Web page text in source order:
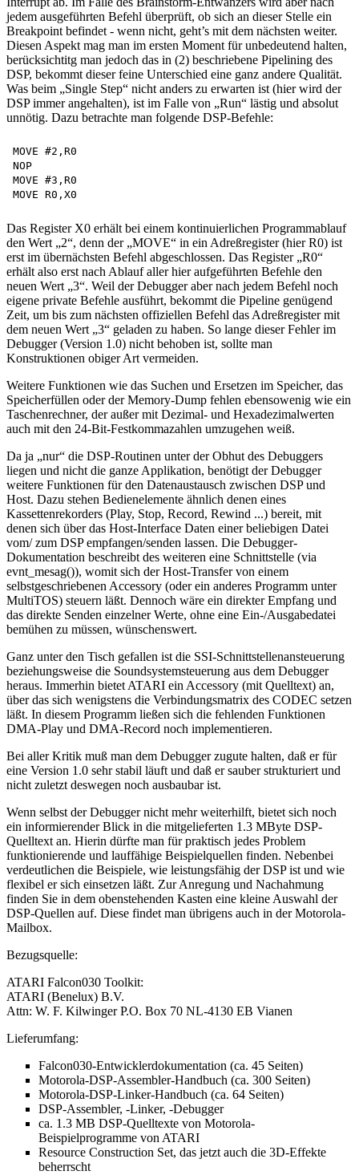
jedem ausgeführten Befehl überprüft, ob sich an dieser Stelle ein
Breakpoint befindet - wenn nicht, geht’s mit dem nächsten weiter.
Diesen Aspekt mag man im ersten Moment für unbedeutend halten,
berücksichtitg man jedoch das in (2) beschriebene Pipelining des
DSP, bekommt dieser feine Unterschied eine ganz andere Qualität.
Was beim „Single Step“ nicht anders zu erwarten ist (hier wird der
DSP immer angehalten), ist im Falle von „Run“ lästig und absolut
unnötig. Dazu betrachte man folgende DSP-Befehle:
MOVE #2,R0
NOP
MOVE #3,R0
Das Register X0 erhält bei einem kontinuierlichen Programmablauf
den Wert „2“, denn der „MOVE“ in ein Adreßregister (hier R0) ist
erst im übernächsten Befehl abgeschlossen. Das Register „R0“
erhält also erst nach Ablauf aller hier aufgeführten Befehle den
neuen Wert „3“. Weil der Debugger aber nach jedem Befehl noch
eigene private Befehle ausführt, bekommt die Pipeline genügend
Zeit, um bis zum nächsten offiziellen Befehl das Adreßregister mit
dem neuen Wert „3“ geladen zu haben. So lange dieser Fehler im
Debugger (Version 1.0) nicht behoben ist, sollte man
Konstruktionen obiger Art vermeiden.
Weitere Funktionen wie das Suchen und Ersetzen im Speicher, das
Speicherfüllen oder der Memory-Dump fehlen ebensowenig wie ein
Taschenrechner, der außer mit Dezimal- und Hexadezimalwerten
auch mit den 24-Bit-Festkommazahlen umzugehen weiß.
Da ja „nur“ die DSP-Routinen unter der Obhut des Debuggers
liegen und nicht die ganze Applikation, benötigt der Debugger
weitere Funktionen für den Datenaustausch zwischen DSP und
Host. Dazu stehen Bedienelemente ähnlich denen eines
Kassettenrekorders (Play, Stop, Record, Rewind ...) bereit, mit
denen sich über das Host-Interface Daten einer beliebigen Datei
vom/ zum DSP empfangen/senden lassen. Die Debugger-
Dokumentation beschreibt des weiteren eine Schnittstelle (via
evnt_mesag()), womit sich der Host-Transfer von einem
selbstgeschriebenen Accessory (oder ein anderes Programm unter
MultiTOS) steuern läßt. Dennoch wäre ein direkter Empfang und
das direkte Senden einzelner Werte, ohne eine Ein-/Ausgabedatei
bemühen zu müssen, wünschenswert.
Ganz unter den Tisch gefallen ist die SSI-Schnittstellenansteuerung
beziehungsweise die Soundsystemsteuerung aus dem Debugger
heraus. Immerhin bietet ATARI ein Accessory (mit Quelltext) an,
über das sich wenigstens die Verbindungsmatrix des CODEC setzen
läßt. In diesem Programm ließen sich die fehlenden Funktionen
DMA-Play und DMA-Record noch implementieren.
Bei aller Kritik muß man dem Debugger zugute halten, daß er für
eine Version 1.0 sehr stabil läuft und daß er sauber strukturiert und
nicht zuletzt deswegen noch ausbaubar ist.
Wenn selbst der Debugger nicht mehr weiterhilft, bietet sich noch
ein informierender Blick in die mitgelieferten 1.3 MByte DSP-
Quelltext an. Hierin dürfte man für praktisch jedes Problem
funktionierende und lauffähige Beispielquellen finden. Nebenbei
verdeutlichen die Beispiele, wie leistungsfähig der DSP ist und wie
flexibel er sich einsetzen läßt. Zur Anregung und Nachahmung
finden Sie in dem obenstehenden Kasten eine kleine Auswahl der
DSP-Quellen auf. Diese findet man übrigens auch in der Motorola-
Mailbox.
Bezugsquelle:
ATARI Falcon030 Toolkit:
ATARI (Benelux) B.V.
Attn: W. F. Kilwinger P.O. Box 70 NL-4130 EB Vianen
Lieferumfang:
Falcon030-Entwicklerdokumentation (ca. 45 Seiten)
Motorola-DSP-Assembler-Handbuch (ca. 300 Seiten)
Motorola-DSP-Linker-Handbuch (ca. 64 Seiten)
DSP-Assembler, -Linker, -Debugger
ca. 1.3 MB DSP-Quelltexte von Motorola-
Beispielprogramme von ATARI
Resource Construction Set, das jetzt auch die 3D-Effekte
beherrscht